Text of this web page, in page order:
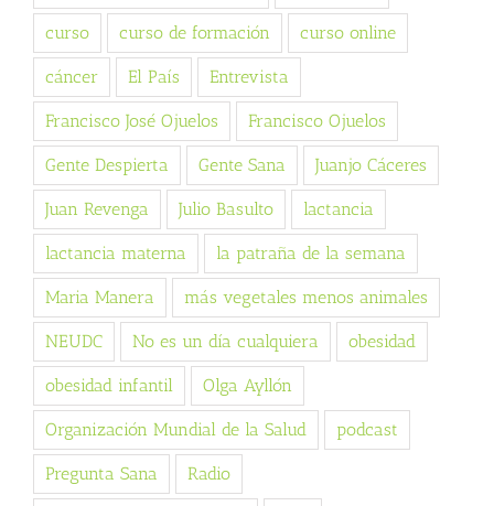
curso curso de formación curso online
cáncer El País Entrevista
Francisco José Ojuelos Francisco Ojuelos
Gente Despierta Gente Sana Juanjo Cáceres
Juan Revenga Julio Basulto lactancia
lactancia materna la patraña de la semana
Maria Manera más vegetales menos animales
NEUDC No es un día cualquiera obesidad
obesidad infantil Olga Ayllón
Organización Mundial de la Salud podcast
Pregunta Sana Radio